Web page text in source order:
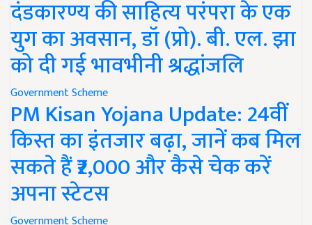
दंडकारण्य की साहित्य परंपरा के एक
युग का अवसान, डॉ (प्रो). बी. एल. झा
को दी गई भावभीनी श्रद्धांजलि
Government Scheme
PM Kisan Yojana Update: 24वीं
किस्त का इंतजार बढ़ा, जानें कब मिल
सकते हैं ₹2,000 और कैसे चेक करें
अपना स्टेटस
Government Scheme